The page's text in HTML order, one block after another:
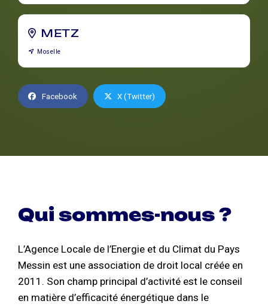
METZ
Moselle
Facebook X (Twitter)
Qui sommes-nous ?
L’Agence Locale de l’Energie et du Climat du Pays
Messin est une association de droit local créée en
2011. Son champ principal d’activité est le conseil
en matière d’efficacité énergétique dans le